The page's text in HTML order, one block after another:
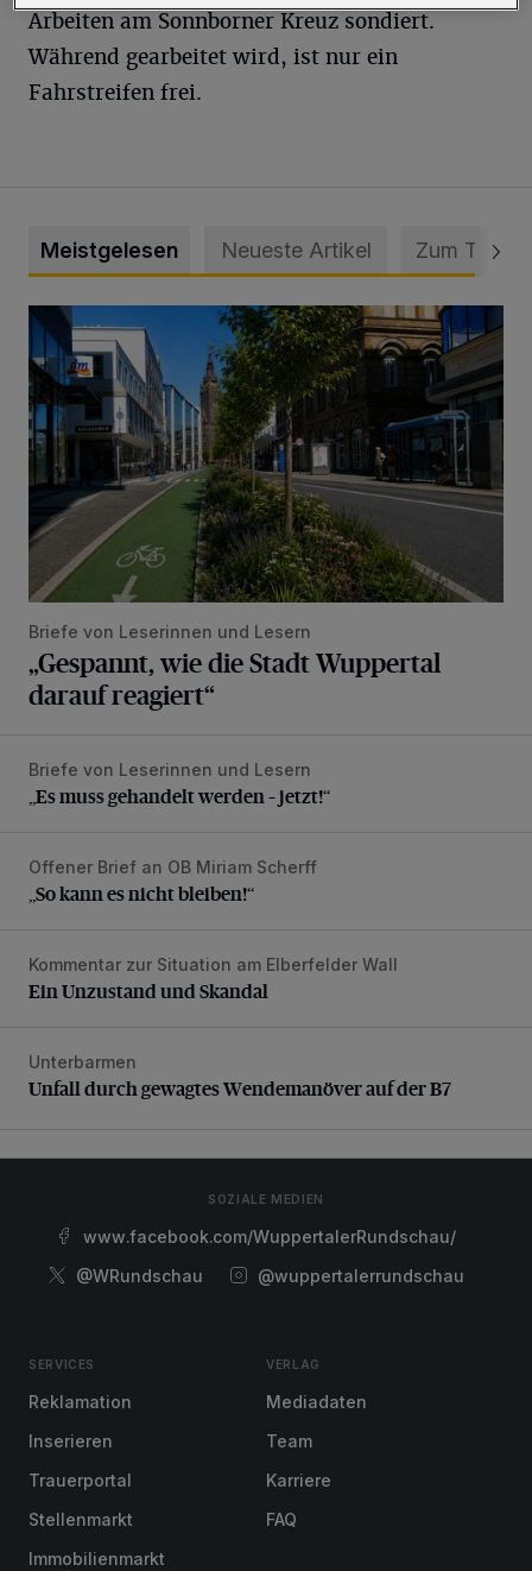
Arbeiten am Sonnborner Kreuz sondiert.
Während gearbeitet wird, ist nur ein
Fahrstreifen frei.
Meistgelesen Neueste Artikel Zum Thema
„Gespannt, wie die Stadt Wuppertal darauf reagiert“
Briefe von Leserinnen und Lesern
„Gespannt, wie die Stadt Wuppertal
darauf reagiert“
„Es muss gehandelt werden – jetzt!“
Briefe von Leserinnen und Lesern
„Es muss gehandelt werden – jetzt!“
„So kann es nicht bleiben!“
Offener Brief an OB Miriam Scherff
„So kann es nicht bleiben!“
Ein Unzustand und Skandal
Kommentar zur Situation am Elberfelder Wall
Ein Unzustand und Skandal
Unfall durch gewagtes Wendemanöver auf der B7
Unterbarmen
Unfall durch gewagtes Wendemanöver auf der B7
SOZIALE MEDIEN
www.facebook.com/WuppertalerRundschau/
@WRundschau
@wuppertalerrundschau
SERVICES
Reklamation
Inserieren
Trauerportal
Stellenmarkt
Immobilienmarkt
VERLAG
Mediadaten
Team
Karriere
FAQ